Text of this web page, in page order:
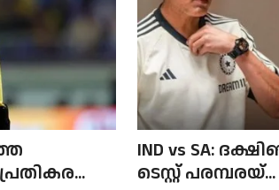
IND vs SA:
ടെസ്റ്റ് പരമ്പരയ്...